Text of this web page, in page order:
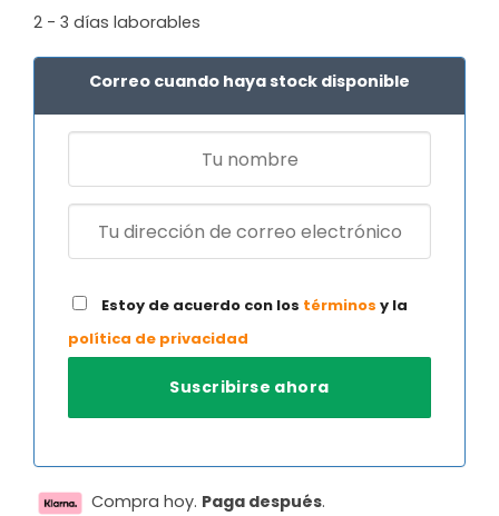
2 - 3 días laborables
Correo cuando haya stock disponible
Estoy de acuerdo con los términos y la
política de privacidad
Compra hoy. Paga después.